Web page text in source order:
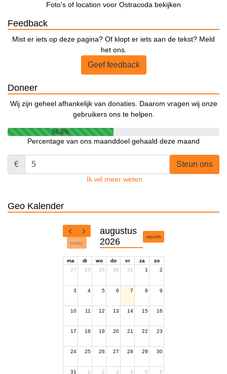
Foto's of location voor Ostracoda bekijken
Feedback
Mist er iets op deze pagina? Of klopt er iets aan de tekst? Meld
het ons.
Geef feedback
Doneer
Wij zijn geheel afhankelijk van donaties. Daarom vragen wij onze
gebruikers ons te helpen.
50.0%
Percentage van ons maanddoel gehaald deze maand
€ Steun ons
Ik wil meer weten
Geo Kalender
today
augustus
2026
month
ma di wo do vr za
zo
27
28 29 30 31 1 2
3 4 5 6 7 8 9
10 11 12 13 14 15 16
17 18 19 20 21 22 23
24 25 26 27 28 29 30
31 1 2 3 4 5 6